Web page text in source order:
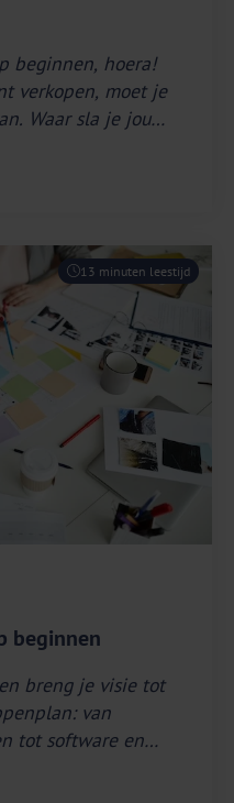
beginnen, hoera!
verkopen, moet je
13 minuten leestijd
beginnen
breng je visie tot
tot software en